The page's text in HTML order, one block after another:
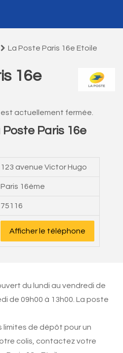
La Poste Paris 16e Etoile
16e
actuellement fermée.
Paris 16e
123 avenue Victor Hugo
Paris 16ème
75116
Afficher le téléphone
du lundi au vendredi de
de 09h00 à 13h00. La poste
limites de dépôt pour un
colis, contactez votre